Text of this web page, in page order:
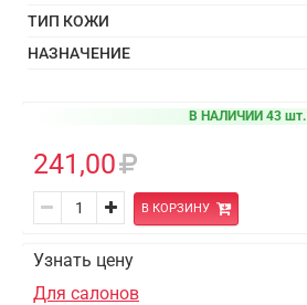
ТИП КОЖИ
НАЗНАЧЕНИЕ
В НАЛИЧИИ 43 шт.
241,00
В КОРЗИНУ
Узнать цену
Для салонов